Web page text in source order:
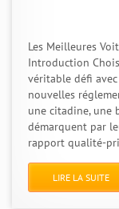
Les Meilleures
Introduction
véritable défi
nouvelles
une citadine, une
démarquent par
rapport qualité-
LIRE LA SUITE